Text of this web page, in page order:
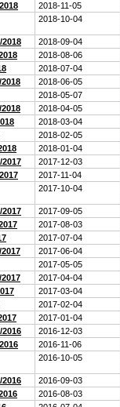
2018-11-05
2018-10-04
2018-09-04
2018-08-06
2018-07-04
2018-06-05
2018-05-07
2018-04-05
2018-03-04
2018-02-05
2018-01-04
2017-12-03
2017-11-04
2017-10-04
2017-09-05
2017-08-03
2017-07-04
2017-06-04
2017-05-05
2017-04-04
2017-03-04
2017-02-04
2017-01-04
2016-12-03
2016-11-06
2016-10-05
2016-09-03
2016-08-03